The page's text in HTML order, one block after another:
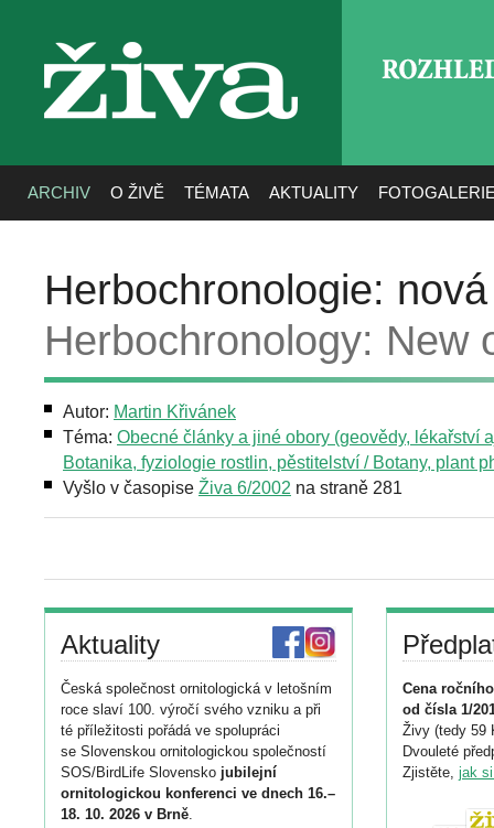
živa
ARCHIV O ŽIVĚ TÉMATA AKTUALITY
Herbochronologie:
Herbochronology: New
Autor: Martin Křivánek
Téma: Obecné články a jiné obory (geovědy, lékařství
Botanika, fyziologie rostlin, pěstitelství / Botany, plant
Vyšlo v časopise Živa 6/2002 na straně 281
Aktuality
Česká společnost ornitologická v letošním
roce slaví 100. výročí svého vzniku a při
té příležitosti pořádá ve spolupráci
se Slovenskou ornitologickou společností
SOS/BirdLife Slovensko jubilejní
ornitologickou konferenci ve dnech 16.–
18. 10. 2026 v Brně.
Cena
od čísla 1/
Živy (tedy 59
Dvouleté
Zjistěte, jak